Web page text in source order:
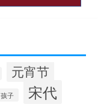
元宵节
孩子 宋代